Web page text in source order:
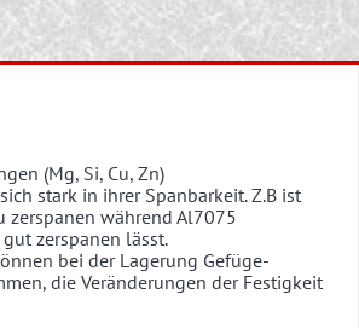
(Mg, Si, Cu, Zn)
stark in ihrer Spanbarkeit. Z.B ist
zerspanen während Al7075
zerspanen lässt.
bei der Lagerung Gefüge-
die Veränderungen der Festigkeit